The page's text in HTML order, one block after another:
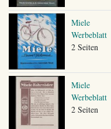
Miele
Werbeblatt
2 Seiten
Miele
Werbeblatt
2 Seiten